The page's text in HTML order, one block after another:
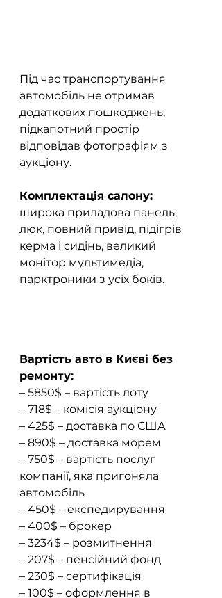
Під час транспортування
автомобіль не отримав
додаткових пошкоджень,
підкапотний простір
відповідав фотографіям з
аукціону.
Комплектація салону:
широка приладова панель,
люк, повний привід, підігрів
керма і сидінь, великий
монітор мультимедіа,
парктроники з усіх боків.
Вартість авто в Києві без
ремонту:
– 5850$ – вартість лоту
– 718$ – комісія аукціону
– 425$ – доставка по США
– 890$ – доставка морем
– 750$ – вартість послуг
компанії, яка пригоняла
автомобіль
– 450$ – експедирування
– 400$ – брокер
– 3234$ – розмитнення
– 207$ – пенсійний фонд
– 230$ – сертифікація
– 100$ – оформлення в